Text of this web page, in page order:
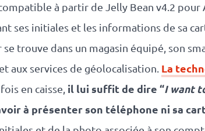
à partir de Jelly Bean v4.2 pour
ses initiales et les informations de sa
trouve dans un magasin équipé, son
aux services de géolocalisation. La
en caisse, il lui suffit de dire “I want
à présenter son téléphone ni sa